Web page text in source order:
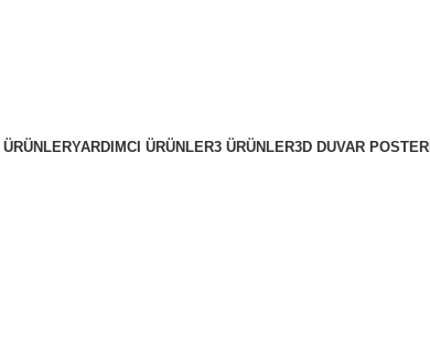
ÜRÜNLERYARDIMCI ÜRÜNLER3 ÜRÜNLER3D DUVAR POSTERI